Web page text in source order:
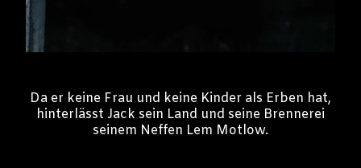
Da er keine Frau und keine Kinder als Erben hat,
hinterlässt Jack sein Land und seine Brennerei
seinem Neffen Lem Motlow.